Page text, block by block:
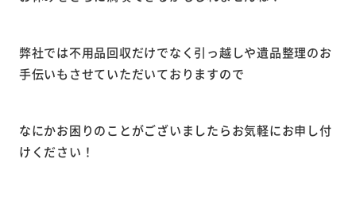
弊社では不用品回収だけでなく引っ越しや遺品整理のお
手伝いもさせていただいておりますので
なにかお困りのことがございましたらお気軽にお申し付
けください！